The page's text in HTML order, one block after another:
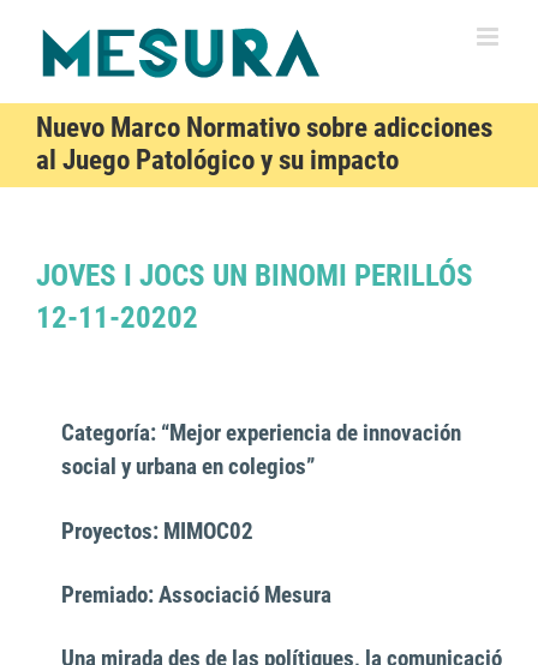
contenido
Nuevo Marco Normativo sobre adicciones
al Juego Patológico y su impacto
JOVES I JOCS UN BINOMI PERILLÓS
12-11-20202
Categoría: “Mejor experiencia de innovación
social y urbana en colegios”
Proyectos: MIMOC02
Premiado: Associació Mesura
Una mirada des de las polítiques, la comunicació